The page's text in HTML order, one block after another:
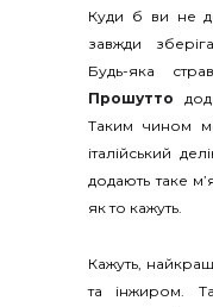
Куди б ви не
завжди
Будь-яка
Прошутто
Таким чином
італійський
додають таке
як то кажуть.
Кажуть,
та інжиром.